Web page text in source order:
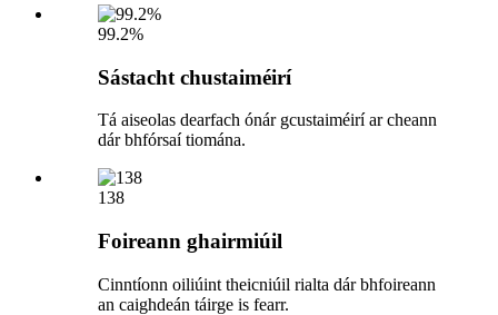
99.2%
Sástacht chustaiméirí
Tá aiseolas dearfach ónár gcustaiméirí ar cheann
dár bhfórsaí tiomána.
138
Foireann ghairmiúil
Cinntíonn oiliúint theicniúil rialta dár bhfoireann
an caighdeán táirge is fearr.